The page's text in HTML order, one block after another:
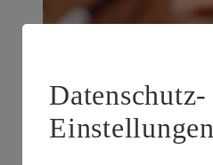
Datenschutz-
Einstellungen